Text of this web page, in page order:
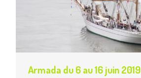
Armada du 6 au 16 juin 2019